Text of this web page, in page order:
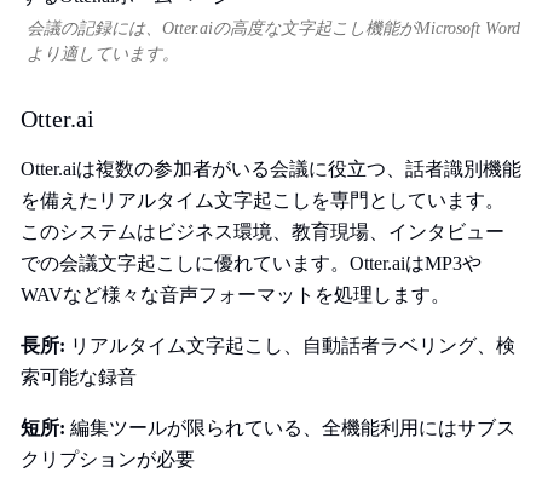
会議の記録には、Otter.aiの高度な文字起こし機能がMicrosoft Word
より適しています。
Otter.ai
Otter.aiは複数の参加者がいる会議に役立つ、話者識別機能
を備えたリアルタイム文字起こしを専門としています。
このシステムはビジネス環境、教育現場、インタビュー
での会議文字起こしに優れています。Otter.aiはMP3や
WAVなど様々な音声フォーマットを処理します。
長所: リアルタイム文字起こし、自動話者ラベリング、検
索可能な録音
短所: 編集ツールが限られている、全機能利用にはサブス
クリプションが必要